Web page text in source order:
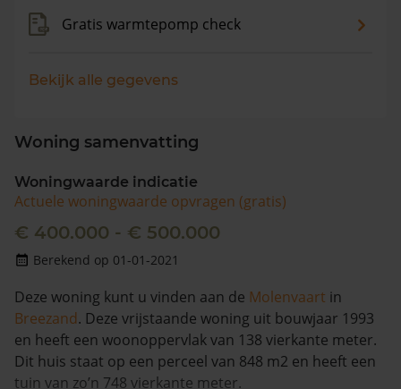
Gratis warmtepomp check
Bekijk alle gegevens
Woning samenvatting
Woningwaarde indicatie
Actuele woningwaarde opvragen (gratis)
€ 400.000 - € 500.000
Berekend op 01-01-2021
Deze woning kunt u vinden aan de Molenvaart in
Breezand. Deze vrijstaande woning uit bouwjaar 1993
en heeft een woonoppervlak van 138 vierkante meter.
Dit huis staat op een perceel van 848 m2 en heeft een
tuin van zo’n 748 vierkante meter.